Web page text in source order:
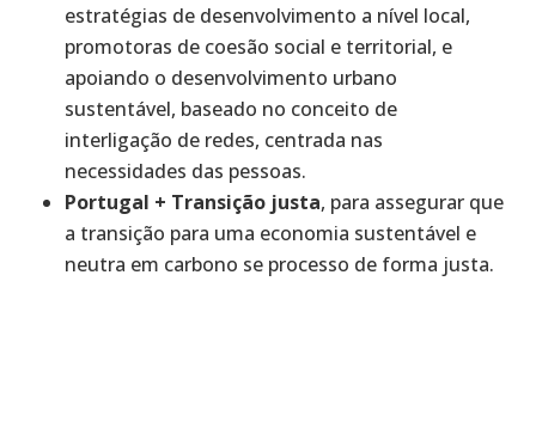
estratégias de desenvolvimento a nível local,
promotoras de coesão social e territorial, e
apoiando o desenvolvimento urbano
sustentável, baseado no conceito de
interligação de redes, centrada nas
necessidades das pessoas.
Portugal + Transição justa, para assegurar que
a transição para uma economia sustentável e
neutra em carbono se processo de forma justa.